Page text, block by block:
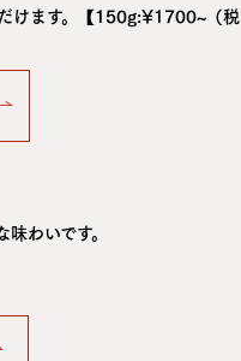
けます。【150g:¥1700~（税
わいです。